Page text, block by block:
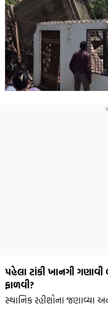
પહેલા ટાંકી ખાનગી ગણાવી
ફાળવી?
સ્થાનિક રહીશોના જણાવ્યા